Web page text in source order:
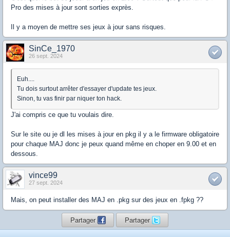
Pro des mises à jour sont sorties exprès.
Il y a moyen de mettre ses jeux à jour sans risques.
SinCe_1970
26 sept. 2024
Euh....
Tu dois surtout arrêter d'essayer d'update tes jeux.
Sinon, tu vas finir par niquer ton hack.
J'ai compris ce que tu voulais dire.
Sur le site ou je dl les mises à jour en pkg il y a le firmware obligatoire
pour chaque MAJ donc je peux quand même en choper en 9.00 et en
dessous.
vince99
27 sept. 2024
Mais, on peut installer des MAJ en .pkg sur des jeux en .fpkg ??
Partager Partager